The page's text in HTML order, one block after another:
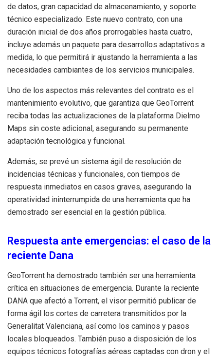
de datos, gran capacidad de almacenamiento, y soporte
técnico especializado. Este nuevo contrato, con una
duración inicial de dos años prorrogables hasta cuatro,
incluye además un paquete para desarrollos adaptativos a
medida, lo que permitirá ir ajustando la herramienta a las
necesidades cambiantes de los servicios municipales.
Uno de los aspectos más relevantes del contrato es el
mantenimiento evolutivo, que garantiza que GeoTorrent
reciba todas las actualizaciones de la plataforma Dielmo
Maps sin coste adicional, asegurando su permanente
adaptación tecnológica y funcional.
Además, se prevé un sistema ágil de resolución de
incidencias técnicas y funcionales, con tiempos de
respuesta inmediatos en casos graves, asegurando la
operatividad ininterrumpida de una herramienta que ha
demostrado ser esencial en la gestión pública.
Respuesta ante emergencias: el caso de la
reciente Dana
GeoTorrent ha demostrado también ser una herramienta
crítica en situaciones de emergencia. Durante la reciente
DANA que afectó a Torrent, el visor permitió publicar de
forma ágil los cortes de carretera transmitidos por la
Generalitat Valenciana, así como los caminos y pasos
locales bloqueados. También puso a disposición de los
equipos técnicos fotografías aéreas captadas con dron y el